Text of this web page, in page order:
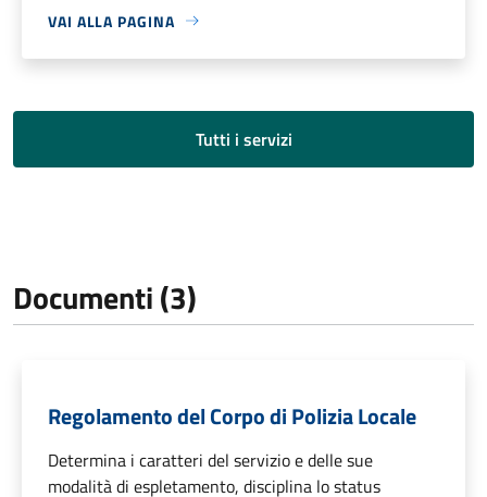
VAI ALLA PAGINA
Tutti i servizi
Documenti (3)
Regolamento del Corpo di Polizia Locale
Determina i caratteri del servizio e delle sue
modalità di espletamento, disciplina lo status